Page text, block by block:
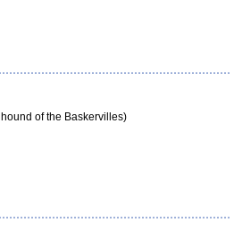
of the Baskervilles)